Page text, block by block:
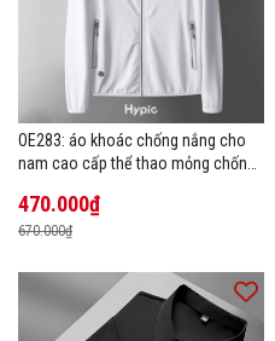
OE283: áo khoác chống nắng cho
nam cao cấp thể thao mỏng chống
470.000₫
670.000₫